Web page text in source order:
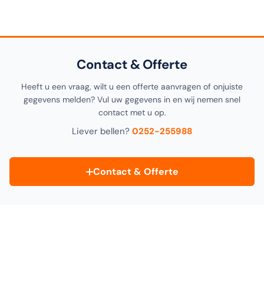
Contact & Offerte
Heeft u een vraag, wilt u een offerte aanvragen of onjuiste
gegevens melden? Vul uw gegevens in en wij nemen snel
contact met u op.
Liever bellen? 0252-255988
Contact & Offerte